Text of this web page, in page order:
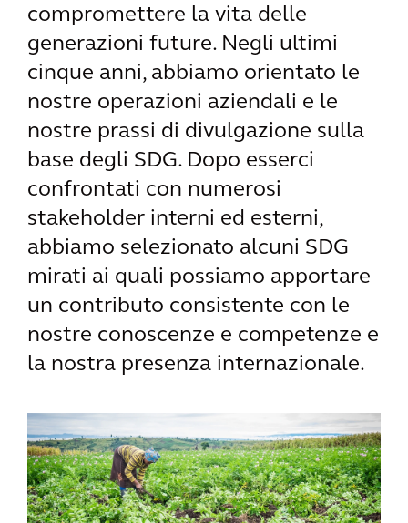
compromettere la vita delle
generazioni future. Negli ultimi
cinque anni, abbiamo orientato le
nostre operazioni aziendali e le
nostre prassi di divulgazione sulla
base degli SDG. Dopo esserci
confrontati con numerosi
stakeholder interni ed esterni,
abbiamo selezionato alcuni SDG
mirati ai quali possiamo apportare
un contributo consistente con le
nostre conoscenze e competenze e
la nostra presenza internazionale.